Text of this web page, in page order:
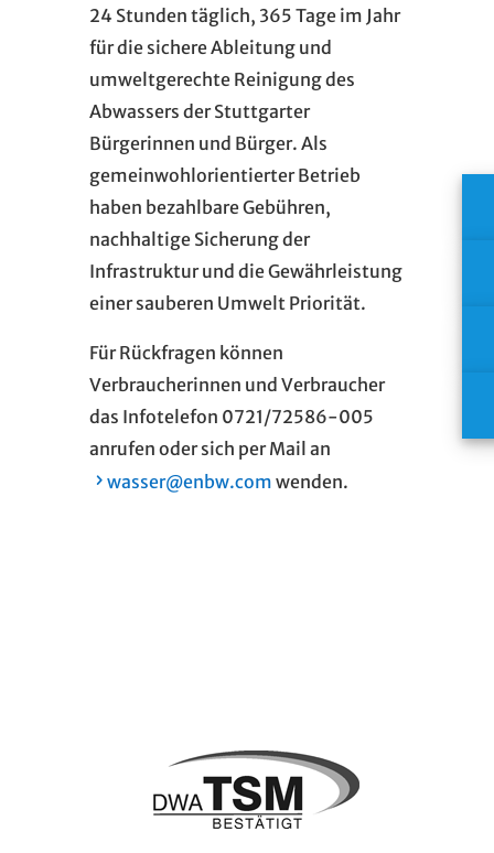
24 Stunden täglich, 365 Tage im Jahr
für die sichere Ableitung und
umweltgerechte Reinigung des
Abwassers der Stuttgarter
Bürgerinnen und Bürger. Als
gemeinwohlorientierter Betrieb
haben bezahlbare Gebühren,
nachhaltige Sicherung der
Infrastruktur und die Gewährleistung
einer sauberen Umwelt Priorität.
Für Rückfragen können
Verbraucherinnen und Verbraucher
das Infotelefon 0721/72586-005
anrufen oder sich per Mail an
wasser@enbw.com wenden.